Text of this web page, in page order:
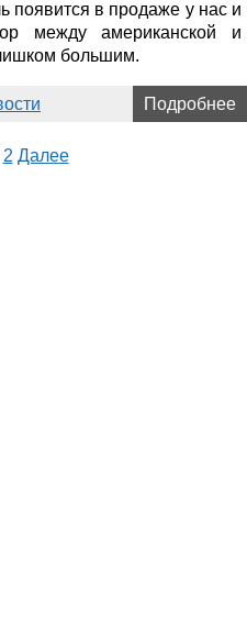
появится в продаже у нас и
между американской и
большим.
Подробнее
2 Далее